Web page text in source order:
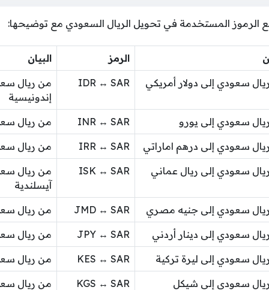
الرموز المستخدمة في تحويل الريال السعودي مع توضيحها:
الرمز البيان
سعودي إلى دولار أمريكي IDR ↔ SAR
من ريال
إندونيسية
سعودي إلى يورو INR ↔ SAR من ريال
سعودي إلى درهم اماراتي IRR ↔ SAR من ريال
سعودي إلى ريال عماني ISK ↔ SAR
من ريال
آيسلندية
سعودي إلى جنيه مصري JMD ↔ SAR من ريال
سعودي إلى دينار أردني JPY ↔ SAR من ريال
سعودي إلى ليرة تركية KES ↔ SAR من ريال
سعودي إلى شيكل
KGS ↔ SAR
من ريال